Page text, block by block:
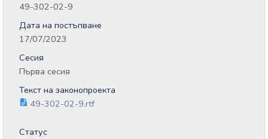
49-302-02-9
Дата на постъпване
17/07/2023
Сесия
Първа сесия
Текст на законопроекта
49-302-02-9.rtf
Статус